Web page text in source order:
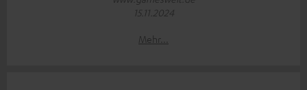
15.11.2024
Mehr...